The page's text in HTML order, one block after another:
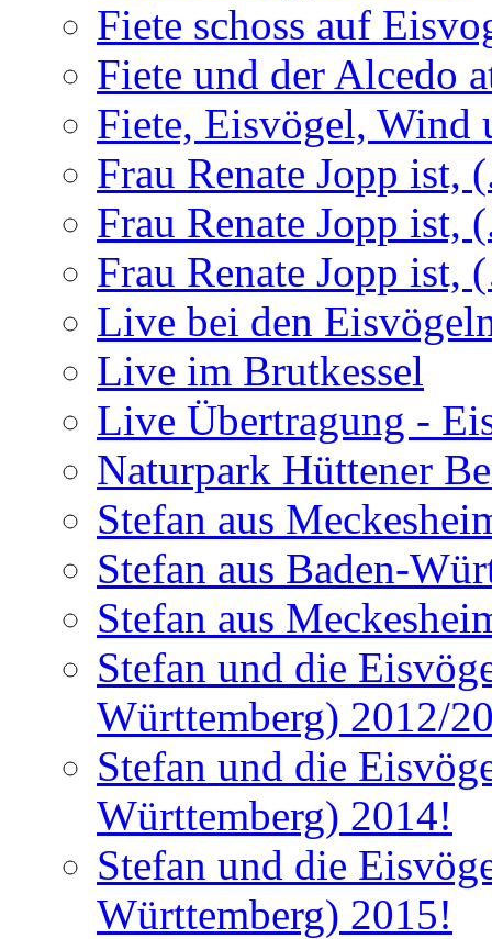
Fiete schoss auf
Fiete und der Alcedo
Fiete, Eisvögel, Wind
Frau Renate Jopp ist,
Frau Renate Jopp ist,
Frau Renate Jopp
Live bei den
Live im Brutkessel
Live Übertragung -
Naturpark Hüttener
Stefan aus
Stefan aus Baden-
Stefan aus
Stefan und die
Württemberg) 2012/
Stefan und die
Württemberg) 2014!
Stefan und die
Württemberg) 2015!